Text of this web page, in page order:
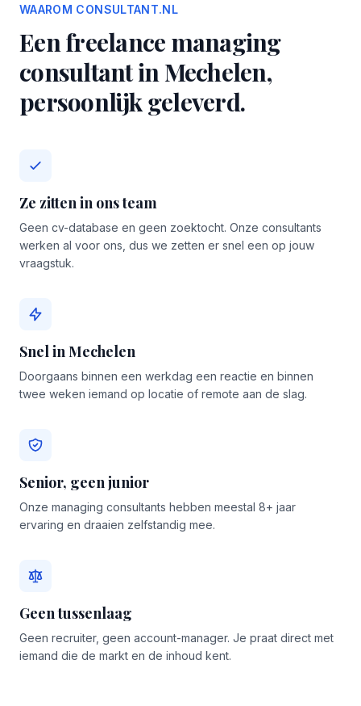
WAAROM CONSULTANT.NL
Een freelance managing
consultant in Mechelen,
persoonlijk geleverd.
Ze zitten in ons team
Geen cv-database en geen zoektocht. Onze consultants
werken al voor ons, dus we zetten er snel een op jouw
vraagstuk.
Snel in Mechelen
Doorgaans binnen een werkdag een reactie en binnen
twee weken iemand op locatie of remote aan de slag.
Senior, geen junior
Onze managing consultants hebben meestal 8+ jaar
ervaring en draaien zelfstandig mee.
Geen tussenlaag
Geen recruiter, geen account-manager. Je praat direct met
iemand die de markt en de inhoud kent.